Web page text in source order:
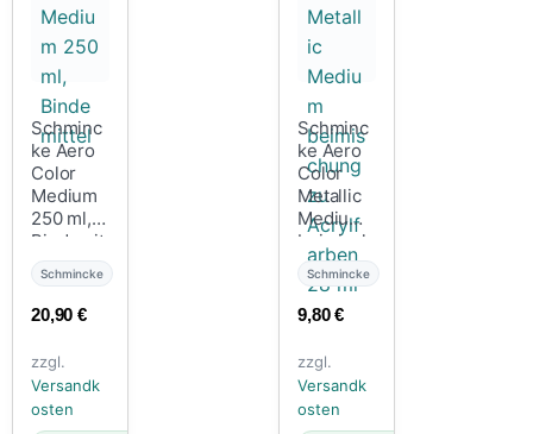
Schminc
ke Aero
Color
Medium
250 ml,
Bindemit
tel
Schmincke
20,90€
zzgl.
Versandk
osten
Schminc
ke Aero
Color
Metallic
Medium
beimisch
ung zu
Acrylfarb
en 28 ml
Schmincke
9,80€
zzgl.
Versandk
osten